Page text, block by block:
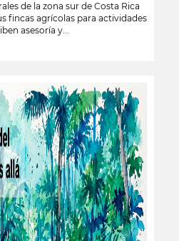
de la zona sur de Costa Rica
fincas agrícolas para actividades
asesoría y...